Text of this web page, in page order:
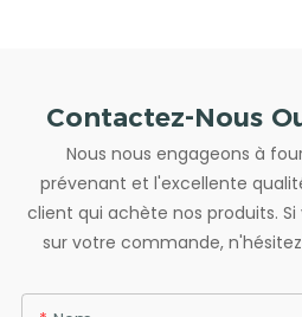
Contactez-Nous
Nous nous engageons à
prévenant et l'excellente
client qui achète nos produits.
sur votre commande,